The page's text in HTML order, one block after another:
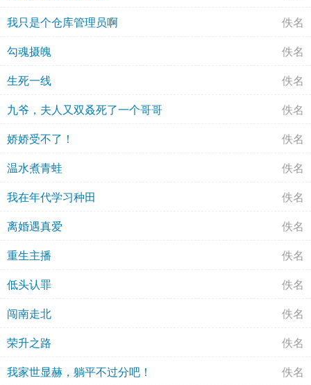
我只是个仓库管理员啊 佚名
勾魂摄魄 佚名
生死一线 佚名
九爷，夫人又双叒死了一个哥哥 佚名
娇娇受不了！ 佚名
温水煮青蛙 佚名
我在年代学习种田 佚名
离婚遇真爱 佚名
重生主播 佚名
低头认罪 佚名
闯南走北 佚名
荣升之路 佚名
我家世显赫，躺平不过分吧！ 佚名